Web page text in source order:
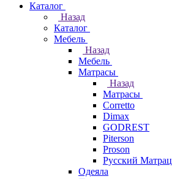
Каталог
Назад
Каталог
Мебель
Назад
Мебель
Матрасы
Назад
Матрасы
Corretto
Dimax
GODREST
Piterson
Proson
Русский Матрац
Одеяла